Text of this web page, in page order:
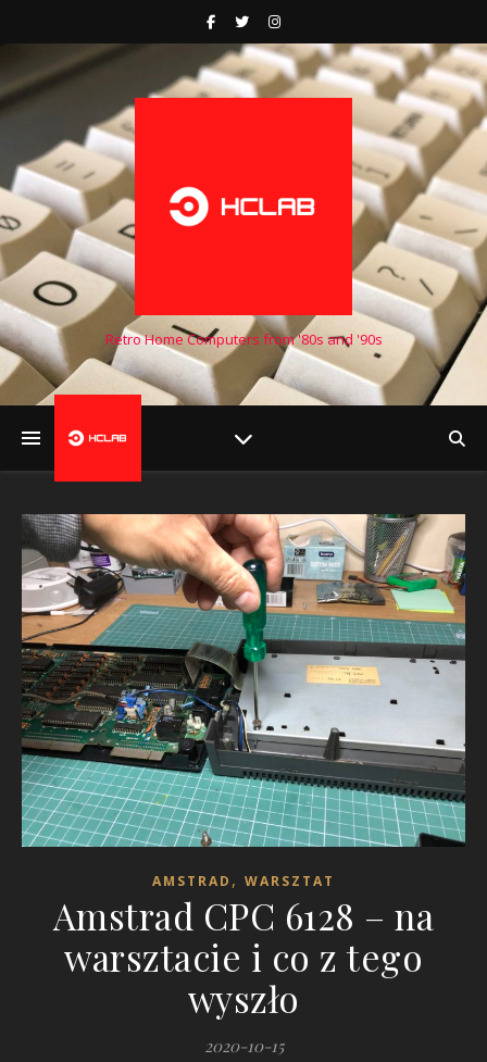
Retro Home Computers from '80s and '90s
AMSTRAD , WARSZTAT
Amstrad CPC 6128 – na
warsztacie i co z tego
wyszło
2020-10-15